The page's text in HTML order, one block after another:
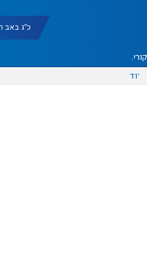
כ"ג באב תשפ"ו
עוד